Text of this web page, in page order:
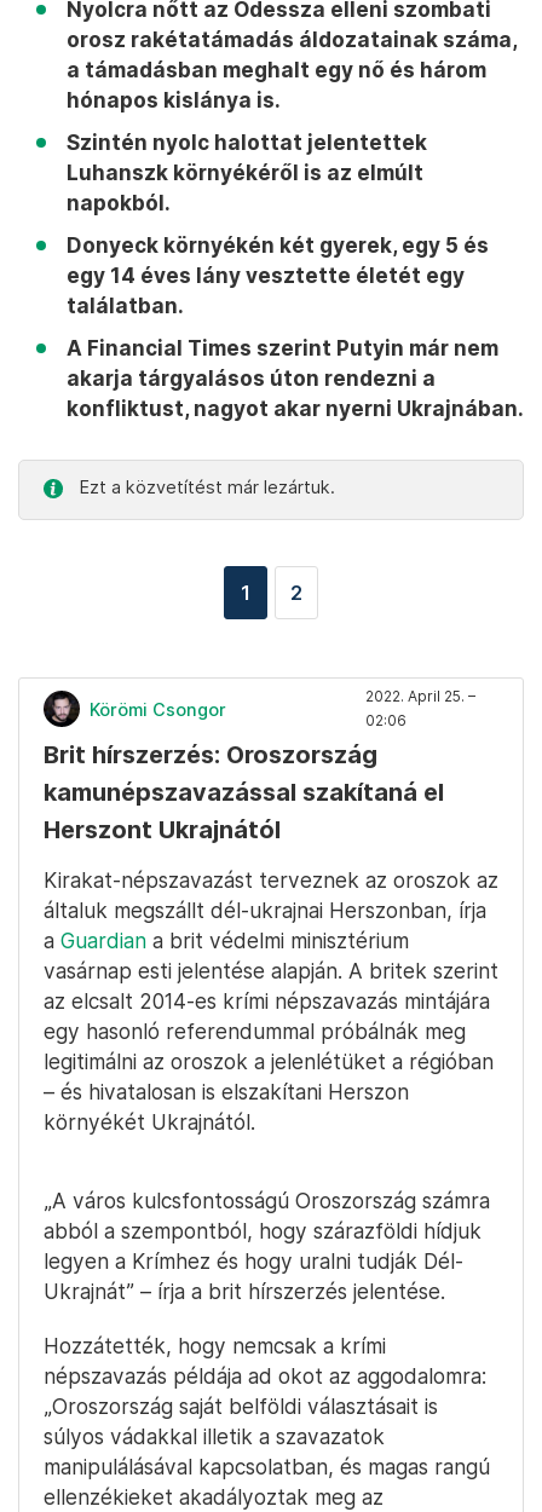
Nyolcra nőtt az Odessza elleni szombati
orosz rakétatámadás áldozatainak száma,
a támadásban meghalt egy nő és három
hónapos kislánya is.
Szintén nyolc halottat jelentettek
Luhanszk környékéről is az elmúlt
napokból.
Donyeck környékén két gyerek, egy 5 és
egy 14 éves lány vesztette életét egy
találatban.
A Financial Times szerint Putyin már nem
akarja tárgyalásos úton rendezni a
konfliktust, nagyot akar nyerni Ukrajnában.
Ezt a közvetítést már lezártuk.
1 2
Körömi Csongor
2022. April 25. –
02:06
Brit hírszerzés: Oroszország
kamunépszavazással szakítaná el
Herszont Ukrajnától
Kirakat-népszavazást terveznek az oroszok az
általuk megszállt dél-ukrajnai Herszonban, írja
a Guardian a brit védelmi minisztérium
vasárnap esti jelentése alapján. A britek szerint
az elcsalt 2014-es krími népszavazás mintájára
egy hasonló referendummal próbálnák meg
legitimálni az oroszok a jelenlétüket a régióban
– és hivatalosan is elszakítani Herszon
környékét Ukrajnától.
„A város kulcsfontosságú Oroszország számra
abból a szempontból, hogy szárazföldi hídjuk
legyen a Krímhez és hogy uralni tudják Dél-
Ukrajnát” – írja a brit hírszerzés jelentése.
Hozzátették, hogy nemcsak a krími
népszavazás példája ad okot az aggodalomra:
„Oroszország saját belföldi választásait is
súlyos vádakkal illetik a szavazatok
manipulálásával kapcsolatban, és magas rangú
ellenzékieket akadályoztak meg az